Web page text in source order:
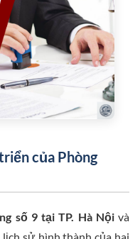
của Phòng
số 9 tại TP. Hà Nộivà